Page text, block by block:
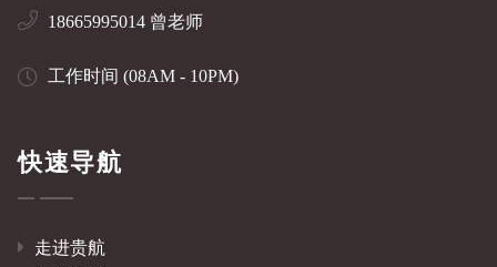
18665995014 曾老师
工作时间 (08AM - 10PM)
快速导航
走进贵航